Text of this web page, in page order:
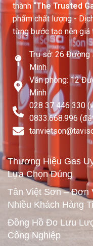
thành “The Trusted
phẩm chất lượng -
từng bước tạo nên giá
Trụ sở: 26 Đường
Minh
Văn phòng: 12
Minh
028 37 446 330
0833.668.996
Thương Hiệu Gas
Lựa Chọn Đúng
Tân Việt Sơn – Đơn
Nhiều Khách Hàng
Đồng Hồ Đo Lưu
Công Nghiệp